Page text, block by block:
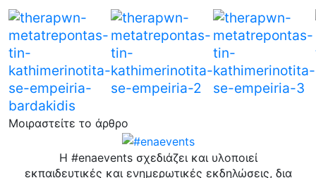
Μοιραστείτε το άρθρο
Η #enaevents σχεδιάζει και υλοποιεί
εκπαιδευτικές και ενημερωτικές εκδηλώσεις, δια